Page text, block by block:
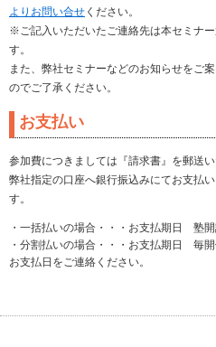
よりお問い合せ ください。
※ご記入いただいたご連絡先は本セミナ
す。
また、弊社セミナーなどのお知らせをご
のでご了承ください。
お支払い
参加費につきましては『請求書』を郵送い
弊社指定の口座へ銀行振込みにてお支払
す。
・一括払いの場合・・・お支払期日 塾
・分割払いの場合・・・お支払期日 毎
お支払日をご連絡ください。